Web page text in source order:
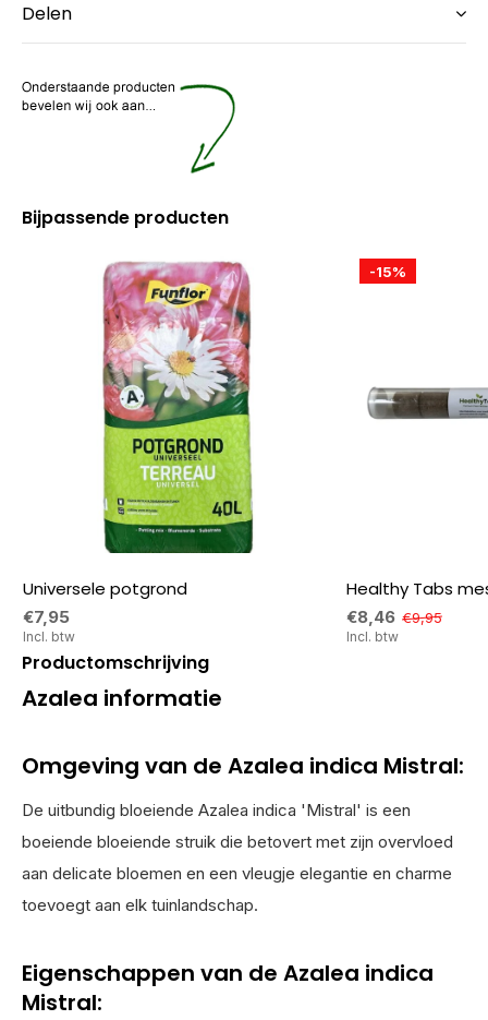
Delen
Bijpassende producten
Universele potgrond
€7,95
Incl. btw
-15%
Healthy Tabs
€8,46 €9,95
Incl. btw
Productomschrijving
Azalea informatie
Omgeving van de Azalea indica Mistral:
De uitbundig bloeiende Azalea indica 'Mistral' is een
boeiende bloeiende struik die betovert met zijn overvloed
aan delicate bloemen en een vleugje elegantie en charme
toevoegt aan elk tuinlandschap.
Eigenschappen van de Azalea indica
Mistral: